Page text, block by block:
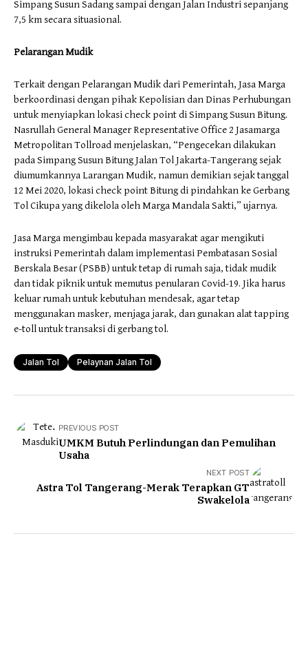
Simpang Susun Sadang sampai dengan Jalan Industri sepanjang
7,5 km secara situasional.
Pelarangan Mudik
Terkait dengan Pelarangan Mudik dari Pemerintah, Jasa Marga
berkoordinasi dengan pihak Kepolisian dan Dinas Perhubungan
untuk menyiapkan lokasi check point di Simpang Susun Bitung.
Nasrullah General Manager Representative Office 2 Jasamarga
Metropolitan Tollroad menjelaskan, “Pengecekan dilakukan
pada Simpang Susun Bitung Jalan Tol Jakarta-Tangerang sejak
diumumkannya Larangan Mudik, namun demikian sejak tanggal
12 Mei 2020, lokasi check point Bitung di pindahkan ke Gerbang
Tol Cikupa yang dikelola oleh Marga Mandala Sakti,” ujarnya.
Jasa Marga mengimbau kepada masyarakat agar mengikuti
instruksi Pemerintah dalam implementasi Pembatasan Sosial
Berskala Besar (PSBB) untuk tetap di rumah saja, tidak mudik
dan tidak piknik untuk memutus penularan Covid-19. Jika harus
keluar rumah untuk kebutuhan mendesak, agar tetap
menggunakan masker, menjaga jarak, dan gunakan alat tapping
e-toll untuk transaksi di gerbang tol.
Jalan Tol Pelaynan Jalan Tol
PREVIOUS POST
UMKM Butuh Perlindungan dan Pemulihan
Usaha
NEXT POST
Astra Tol Tangerang-Merak Terapkan GT
Swakelola